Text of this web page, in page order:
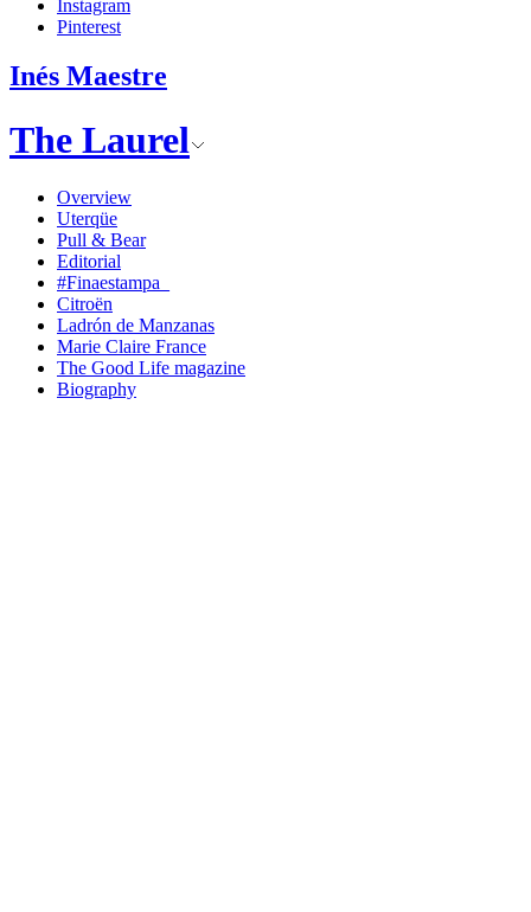
Instagram
Pinterest
Inés Maestre
The Laurel
Overview
Uterqüe
Pull & Bear
Editorial
#Finaestampa_
Citroën
Ladrón de Manzanas
Marie Claire France
The Good Life magazine
Biography